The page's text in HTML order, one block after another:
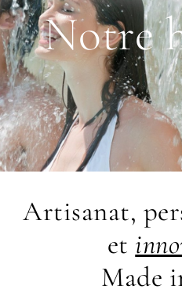
Notre
Artisanat,
et
Made